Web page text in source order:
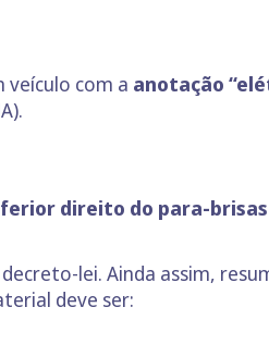
veículo com a anotação
direito do para-
lei. Ainda assim,
deve ser: